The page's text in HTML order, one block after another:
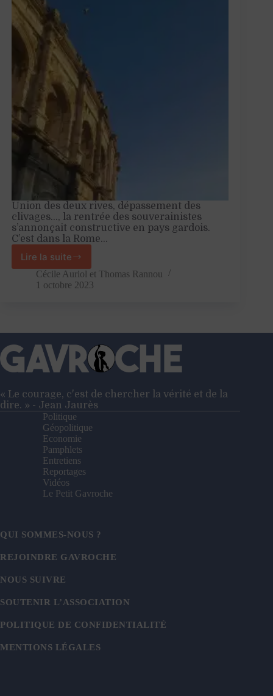
–
entretien
avec
Julien
Aubert
Union des deux rives, dépassement des
clivages…, la rentrée des souverainistes
s’annonçait constructive en pays gardois.
C’est dans la Rome…
Lire la suite
Nîmes,
théâtre
des
souveraineté
Cécile Auriol et Thomas Rannou
1 octobre 2023
« Le courage, c'est de chercher la vérité et de la
dire. » - Jean Jaurès
Politique
Géopolitique
Economie
Pamphlets
Entretiens
Reportages
Vidéos
Le Petit Gavroche
QUI SOMMES-NOUS ?
REJOINDRE GAVROCHE
NOUS SUIVRE
SOUTENIR L’ASSOCIATION
POLITIQUE DE CONFIDENTIALITÉ
MENTIONS LÉGALES